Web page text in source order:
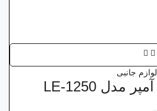
لوازم جانبی